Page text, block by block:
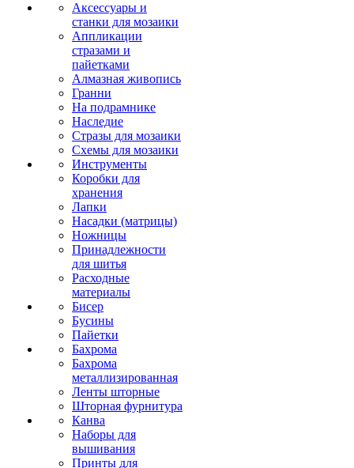
Аксессуары и
станки для мозаики
Аппликации
стразами и
пайетками
Алмазная живопись
Гранни
На подрамнике
Наследие
Стразы для мозаики
Схемы для мозаики
Инструменты
Коробки для
хранения
Лапки
Насадки (матрицы)
Ножницы
Принадлежности
для шитья
Расходные
материалы
Бисер
Бусины
Пайетки
Бахрома
Бахрома
металлизированная
Ленты шторные
Шторная фурнитура
Канва
Наборы для
вышивания
Принты для